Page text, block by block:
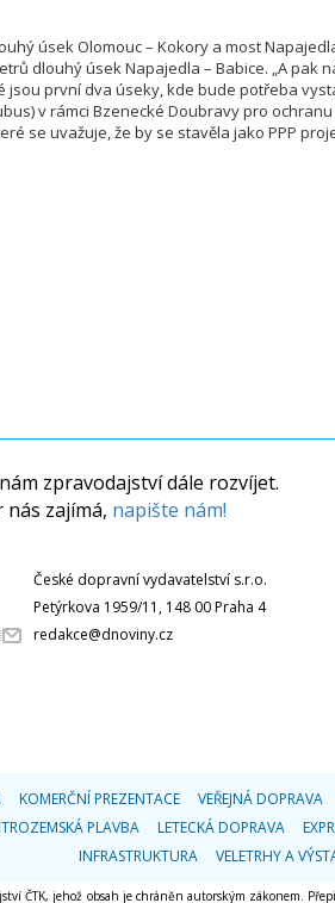
úsek Olomouc – Kokory a most
dlouhý úsek Napajedla – Babice. „A pak
jsou první dva úseky, kde bude potřeba
v rámci Bzenecké Doubravy pro
se uvažuje, že by se stavěla jako PPP
zpravodajství dále rozvíjet.
nás zajímá, napište nám!
České dopravní vydavatelství s.r.o.
Petýrkova 1959/11, 148 00 Praha 4
redakce@dnoviny.cz
KOMERČNÍ PREZENTACE VEŘEJNÁ DOPRAVA
PLAVBA LETECKÁ DOPRAVA
INFRASTRUKTURA
VELETRHY A
ČTK, jehož obsah je chráněn autorským zákonem.